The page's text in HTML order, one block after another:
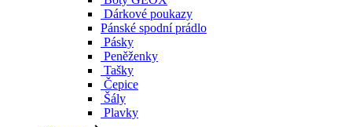
Dárkové poukazy
Pánské spodní prádlo
Pásky
Peněženky
Tašky
Čepice
Šály
Plavky